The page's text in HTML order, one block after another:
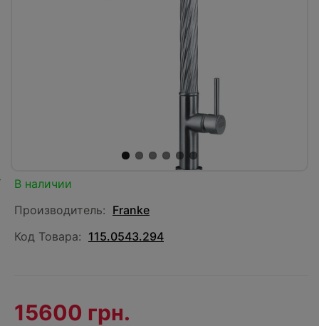
В наличии
Производитель: Franke
Код Товара: 115.0543.294
15600 грн.